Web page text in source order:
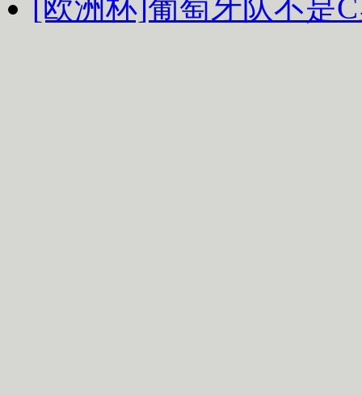
[欧洲杯]葡萄牙队不是